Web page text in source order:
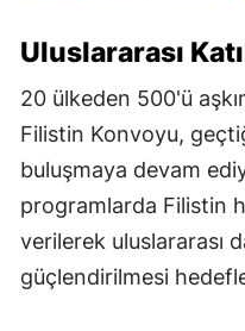
Uluslararası
20 ülkeden 500'ü
Filistin Konvoyu,
buluşmaya devam
programlarda Filistin
verilerek uluslararası
güçlendirilmesi